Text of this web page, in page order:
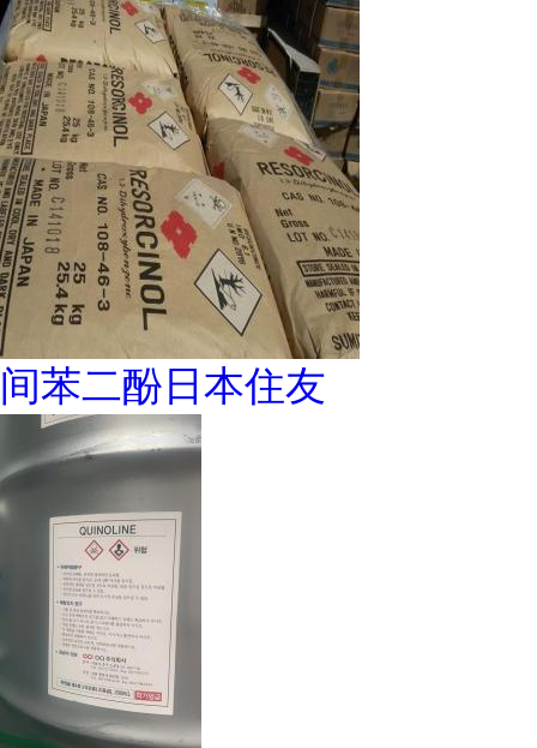
间苯二酚日本住友